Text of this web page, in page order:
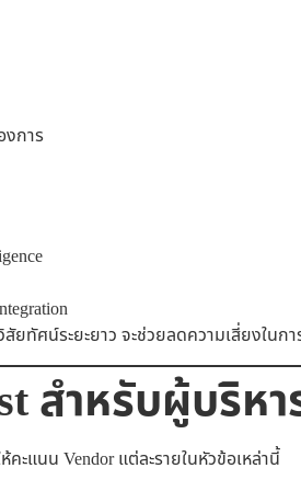
งการ
สัยทัศน์ระยะยาว จะช่วยลดความเสี่ยงในก
สำหรับผู้บริห
ะแนน Vendor แต่ละรายในหัวข้อเหล่านี้